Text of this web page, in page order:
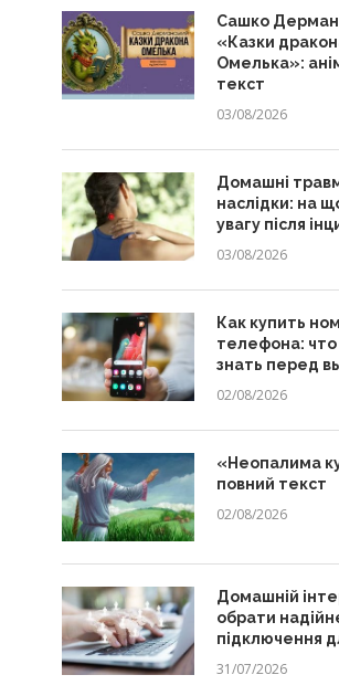
Сашко
«Казки
Омелька»:
текст
03/08/2026
Домашні
наслідки: на
увагу після
03/08/2026
Как купить
телефона:
знать перед
02/08/2026
«Неопалима
повний текст
02/08/2026
Домашній
обрати
підключення
31/07/2026